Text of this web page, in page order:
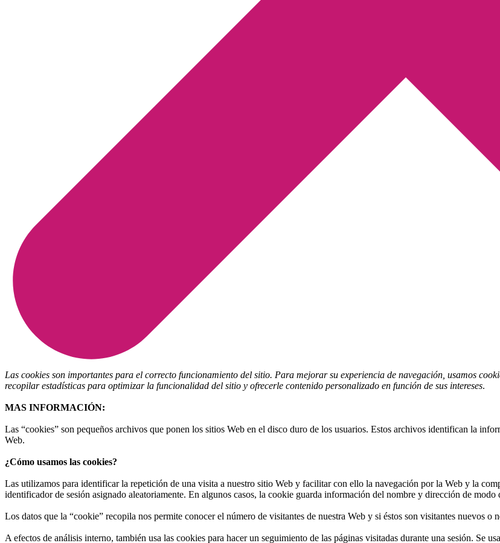
Las cookies son importantes para el correcto funcionamiento del sitio. Para mejorar su experiencia de navegación, usamos
recopilar estadísticas para optimizar la funcionalidad del sitio y ofrecerle contenido personalizado en función de sus intereses.
MAS INFORMACIÓN:
Las “cookies” son pequeños archivos que ponen los sitios Web en el disco duro de los usuarios. Estos archivos identifican la
Web.
¿Cómo usamos las cookies?
Las utilizamos para identificar la repetición de una visita a nuestro sitio Web y facilitar con ello la navegación por la Web y la
identificador de sesión asignado aleatoriamente. En algunos casos, la cookie guarda información del nombre y dirección de
Los datos que la “cookie” recopila nos permite conocer el número de visitantes de nuestra Web y si éstos son visitantes nuevos o
A efectos de análisis interno, también usa las cookies para hacer un seguimiento de las páginas visitadas durante una sesión. Se